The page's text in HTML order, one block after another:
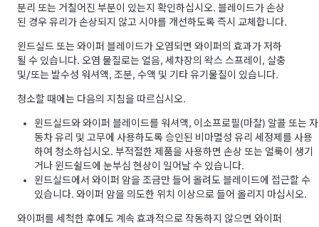
분리 또는 거칠어진 부분이 있는지 확인하십시오. 블레이드가 손상
된 경우 유리가 손상되지 않고 시야를 개선하도록 즉시 교체합니다.
윈드실드 또는 와이퍼 블레이드가 오염되면 와이퍼의 효과가 저하
될 수 있습니다. 오염 물질로는 얼음, 세차장의 왁스 스프레이, 살충
및/또는 발수성 워셔액, 조분, 수액 및 기타 유기물질이 있습니다.
청소할 때에는 다음의 지침을 따르십시오.
윈드실드와 와이퍼 블레이드를 워셔액, 이소프로필(마찰) 알콜 또는 자
동차 유리 및 고무에 사용하도록 승인된 비마멸성 유리 세정제를 사용
하여 청소하십시오. 부적절한 제품을 사용하면 손상 또는 얼룩이 생기
거나 윈드쉴드에 눈부심 현상이 일어날 수 있습니다.
윈드실드에서 와이퍼 암을 조금만 들어 올려도 블레이드에 접근할 수
있습니다. 와이퍼 암을 의도한 위치 이상으로 들어 올리지 마십시오.
와이퍼를 세척한 후에도 계속 효과적으로 작동하지 않으면 와이퍼